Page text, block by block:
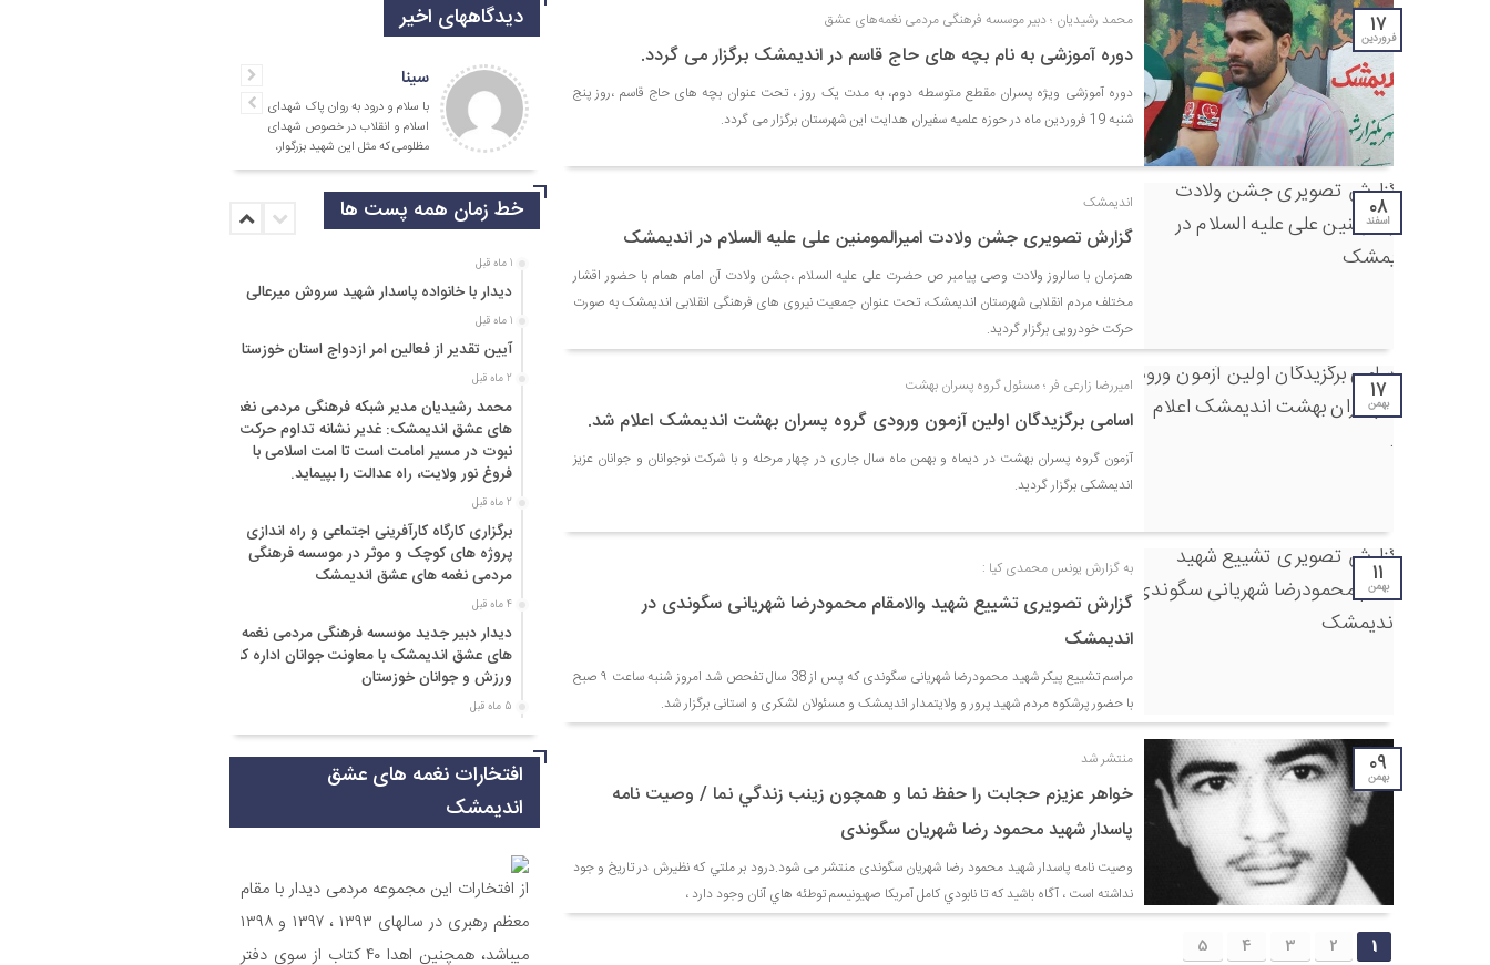
۱۷
فروردین
محمد رشیدیان ؛ دبير موسسه فرهنگی مردمی نغمه‌های عشق
دوره آموزشی به نام بچه های حاج قاسم در اندیمشک برگزار می گردد.
دوره آموزشی ویژه پسران مقطع متوسطه دوم، به مدت یک روز ، تحت عنوان بچه های حاج قاسم ،روز پنج
شنبه 19 فروردین ماه در حوزه علمیه سفیران هدایت این شهرستان برگزار می گردد.
۰۸
اسفند
اندیمشک
گزارش تصویری جشن ولادت امیرالمومنین علی علیه السلام در اندیمشک
همزمان با سالروز ولادت وصی پیامبر ص حضرت علی علیه السلام ،جشن ولادت آن امام همام با حضور اقشار
مختلف مردم انقلابی شهرستان اندیمشک، تحت عنوان جمعیت نیروی های فرهنگی انقلابی اندیمشک به صورت
حرکت خودرویی برگزار گردید.
۱۷
بهمن
امیررضا زارعی فر ؛ مسئول گروه پسران بهشت
اسامی برگزیدگان اولین آزمون ورودی گروه پسران بهشت اندیمشک اعلام شد.
آزمون گروه پسران بهشت در دیماه و بهمن ماه سال جاری در چهار مرحله و با شرکت نوجوانان و جوانان عزیز
اندیمشکی برگزار گردید.
۱۱
بهمن
به گزارش یونس محمدی کیا :
گزارش تصویری تشییع شهید والامقام محمودرضا شهریانی سگوندی در
اندیمشک
مراسم تشییع پیکر شهید محمودرضا شهریانی سگوندی که پس از 38 سال تفحص شد امروز شنبه ساعت ۹ صبح
با حضور پرشکوه مردم شهید پرور و ولایتمدار اندیمشک و مسئولان لشکری و استانی برگزار شد.
۰۹
بهمن
منتشر شد
خواهر عزيزم حجابت را حفظ نما و همچون زينب زندگي نما / وصيت نامه
پاسدار شهيد محمود رضا شهريان سگوندی
وصيت نامه پاسدار شهيد محمود رضا شهريان سگوندی منتشر می شود.درود بر ملتي كه نظيرش در تاريخ و جود
نداشته است ، آگاه باشيد كه تا نابودي كامل آمريكا صهيونيسم توطئه هاي آنان وجود دارد ،
1
2
3
4
5
دیدگاههای اخیر
سینا
با سلام و درود به روان پاک شهدای
اسلام و انقلاب در خصوص شهدای
مظلومی که مثل این شهید بزرگوار،
در تقابل با گروه
موفق باشید و تندرست
خداروشکر که جوانانی مثه شما
داریم.
مدیر فرهنگی
سلام و ارادت. بله از طریق خط
تلفن شما در شبکه های مجازی
ارسال گردید.
خط زمان همه پست ها
1 ماه قبل
دیدار با خانواده پاسدار شهید سروش میرعالی
1 ماه قبل
آیین تقدیر از فعالین امر ازدواج استان خوزستان
2 ماه قبل
محمد رشیدیان مدیر شبکه فرهنگی مردمی نغمه
های عشق اندیمشک: غدیر نشانه تداوم حرکت
نبوت در مسیر امامت است تا امت اسلامی با
فروغ نور ولایت، راه عدالت را بپیماید.
2 ماه قبل
برگزاری کارگاه کارآفرینی اجتماعی و راه اندازی
پروژه های کوچک و موثر در موسسه فرهنگی
مردمی نغمه های عشق اندیمشک
4 ماه قبل
دیدار دبیر جدید موسسه فرهنگی مردمی نغمه
های عشق اندیمشک با معاونت جوانان اداره کل
ورزش و جوانان خوزستان
5 ماه قبل
دیدار دبیر موسسه فرهنگی مردمی نغمه های
عشق با ریاست اداره ورزش و جوانان اندیمشک
مراسم دورهمی خانوادگی با عنوان کافه شادی
هفته ی جوان در اندیمشک برگزار شد.
6 ماه قبل
مراسم جشن ولادت امام زمان (عج) و جشن
فجر انقلاب اسلامی و هفته ی جوان در
افتخارات نغمه های عشق
اندیمشک
از افتخارات این مجموعه مردمی دیدار با مقام
معظم رهبری در سالهای ۱۳۹۳ ، ۱۳۹۷ و ۱۳۹۸
میباشد، همچنین اهدا ۴۰ کتاب از سوی دفتر